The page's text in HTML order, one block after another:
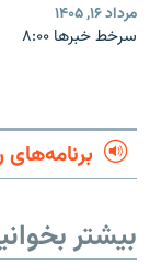
مرداد ۱۶, ۱۴۰۵
سرخط خبرها ۸:۰۰
برنامه‌های
بیشتر